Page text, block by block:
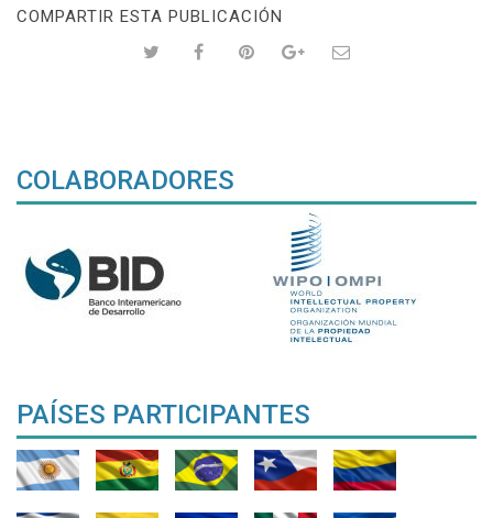
COMPARTIR ESTA PUBLICACIÓN
COLABORADORES
PAÍSES PARTICIPANTES